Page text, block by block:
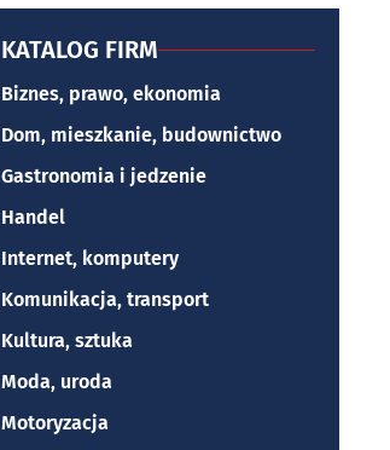
KATALOG FIRM
Biznes, prawo, ekonomia
Dom, mieszkanie, budownictwo
Gastronomia i jedzenie
Handel
Internet, komputery
Komunikacja, transport
Kultura, sztuka
Moda, uroda
Motoryzacja